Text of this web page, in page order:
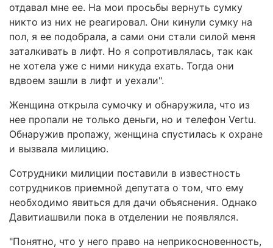
отдавал мне ее. На мои просьбы вернуть сумку
никто из них не реагировал. Они кинули сумку на
пол, я ее подобрала, а сами они стали силой меня
заталкивать в лифт. Но я сопротивлялась, так как
не хотела уже с ними никуда ехать. Тогда они
вдвоем зашли в лифт и уехали".
Женщина открыла сумочку и обнаружила, что из
нее пропали не только деньги, но и телефон Vertu.
Обнаружив пропажу, женщина спустилась к охране
и вызвала милицию.
Сотрудники милиции поставили в известность
сотрудников приемной депутата о том, что ему
необходимо явиться для дачи объяснения. Однако
Давитиашвили пока в отделении не появлялся.
"Понятно, что у него право на неприкосновенность,